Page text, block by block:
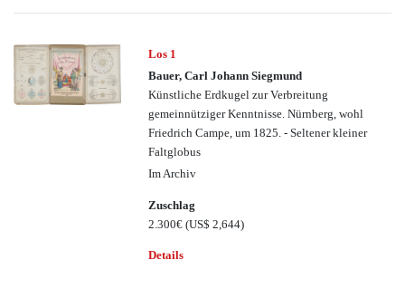
Los 1
Bauer, Carl Johann Siegmund
Künstliche Erdkugel zur Verbreitung
gemeinnütziger Kenntnisse. Nürnberg, wohl
Friedrich Campe, um 1825. - Seltener kleiner
Faltglobus
Im Archiv
Zuschlag
2.300€(US$ 2,644)
Details